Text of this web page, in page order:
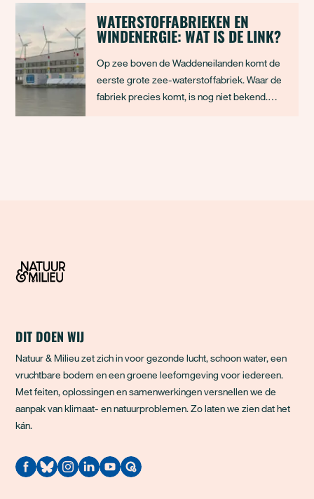
In dit tweede deel hebben we enkele nieuwe
feiten en fabels opgehelderd. In dit artikel l
WATERSTOFFABRIEKEN EN
WINDENERGIE: WAT IS DE LINK?
Op zee boven de Waddeneilanden komt de
eerste grote zee-waterstoffabriek. Waar de
fabriek precies komt, is nog niet bekend.
DIT DOEN WIJ
Natuur & Milieu zet zich in voor gezonde lucht, schoon water, een
vruchtbare bodem en een groene leefomgeving voor iedereen.
Met feiten, oplossingen en samenwerkingen versnellen we de
aanpak van klimaat- en natuurproblemen. Zo laten we zien dat het
kán.
Quodari